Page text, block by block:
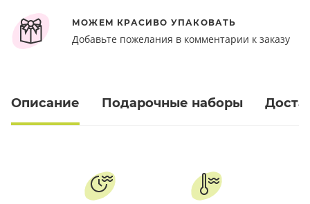
МОЖЕМ КРАСИВО УПАКОВАТЬ
Добавьте пожелания в комментарии к заказу
Описание Подарочные наборы